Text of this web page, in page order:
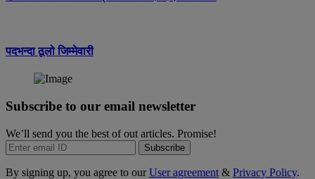
पदभन्दा ठूलो जिम्मेवारी
Subscribe to our email newsletter
We’ll send you the best of out articles. Promise!
Subscribe
By signing up, you agree to ourUser agreement & Privacy Policy.